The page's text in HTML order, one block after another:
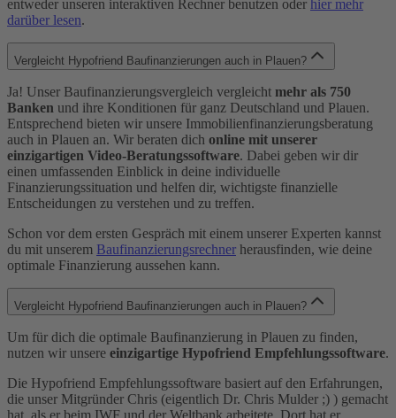
entweder unseren interaktiven Rechner benutzen oder hier mehr
darüber lesen.
Vergleicht Hypofriend Baufinanzierungen auch in Plauen?
Ja! Unser Baufinanzierungsvergleich vergleicht mehr als 750
Banken und ihre Konditionen für ganz Deutschland und Plauen.
Entsprechend bieten wir unsere Immobilienfinanzierungsberatung
auch in Plauen an. Wir beraten dich online mit unserer
einzigartigen Video-Beratungssoftware. Dabei geben wir dir
einen umfassenden Einblick in deine individuelle
Finanzierungssituation und helfen dir, wichtigste finanzielle
Entscheidungen zu verstehen und zu treffen.
Schon vor dem ersten Gespräch mit einem unserer Experten kannst
du mit unserem Baufinanzierungsrechner herausfinden, wie deine
optimale Finanzierung aussehen kann.
Vergleicht Hypofriend Baufinanzierungen auch in Plauen?
Um für dich die optimale Baufinanzierung in Plauen zu finden,
nutzen wir unsere einzigartige Hypofriend Empfehlungssoftware.
Die Hypofriend Empfehlungssoftware basiert auf den Erfahrungen,
die unser Mitgründer Chris (eigentlich Dr. Chris Mulder ;) ) gemacht
hat, als er beim IWF und der Weltbank arbeitete. Dort hat er